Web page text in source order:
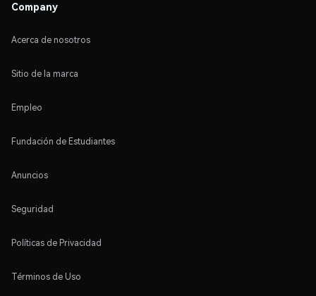
Company
Acerca de nosotros
Sitio de la marca
Empleo
Fundación de Estudiantes
Anuncios
Seguridad
Políticas de Privacidad
Términos de Uso